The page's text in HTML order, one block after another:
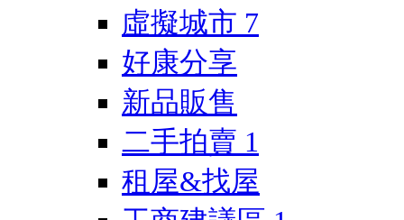
虛擬城市 7
好康分享
新品販售
二手拍賣 1
租屋&找屋